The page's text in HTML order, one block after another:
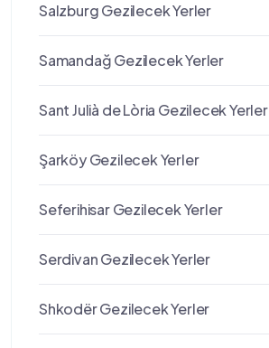
Salzburg Gezilecek Yerler
Samandağ Gezilecek Yerler
Sant Julià de Lòria Gezilecek Yerler
Şarköy Gezilecek Yerler
Seferihisar Gezilecek Yerler
Serdivan Gezilecek Yerler
Shkodër Gezilecek Yerler